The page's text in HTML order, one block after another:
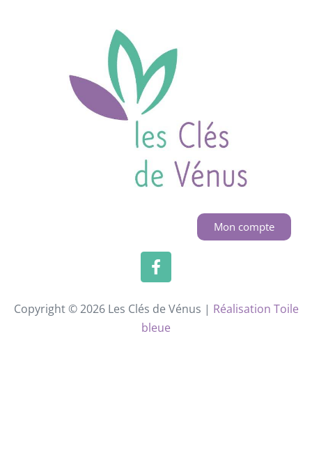
Mon compte
Copyright © 2026 Les Clés de Vénus | Réalisation Toile
bleue